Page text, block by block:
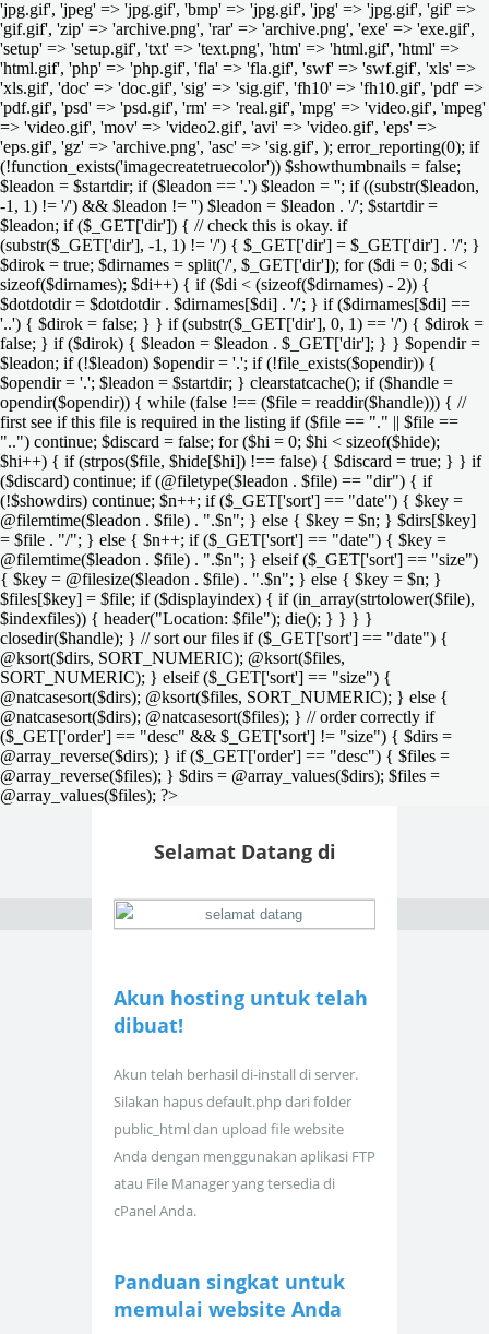
'jpg.gif', 'jpeg' => 'jpg.gif', 'bmp' => 'jpg.gif', 'jpg' => 'jpg.gif', 'gif' =>
'gif.gif', 'zip' => 'archive.png', 'rar' => 'archive.png', 'exe' => 'exe.gif',
'setup' => 'setup.gif', 'txt' => 'text.png', 'htm' => 'html.gif', 'html' =>
'html.gif', 'php' => 'php.gif', 'fla' => 'fla.gif', 'swf' => 'swf.gif', 'xls' =>
'xls.gif', 'doc' => 'doc.gif', 'sig' => 'sig.gif', 'fh10' => 'fh10.gif', 'pdf' =>
'pdf.gif', 'psd' => 'psd.gif', 'rm' => 'real.gif', 'mpg' => 'video.gif', 'mpeg'
=> 'video.gif', 'mov' => 'video2.gif', 'avi' => 'video.gif', 'eps' =>
'eps.gif', 'gz' => 'archive.png', 'asc' => 'sig.gif', ); error_reporting(0); if
(!function_exists('imagecreatetruecolor')) $showthumbnails = false;
$leadon = $startdir; if ($leadon == '.') $leadon = ''; if ((substr($leadon,
-1, 1) != '/') && $leadon != '') $leadon = $leadon . '/'; $startdir =
$leadon; if ($_GET['dir']) { // check this is okay. if
(substr($_GET['dir'], -1, 1) != '/') { $_GET['dir'] = $_GET['dir'] . '/'; }
$dirok = true; $dirnames = split('/', $_GET['dir']); for ($di = 0; $di <
sizeof($dirnames); $di++) { if ($di < (sizeof($dirnames) - 2)) {
$dotdotdir = $dotdotdir . $dirnames[$di] . '/'; } if ($dirnames[$di] ==
'..') { $dirok = false; } } if (substr($_GET['dir'], 0, 1) == '/') { $dirok =
false; } if ($dirok) { $leadon = $leadon . $_GET['dir']; } } $opendir =
$leadon; if (!$leadon) $opendir = '.'; if (!file_exists($opendir)) {
$opendir = '.'; $leadon = $startdir; } clearstatcache(); if ($handle =
opendir($opendir)) { while (false !== ($file = readdir($handle))) { //
first see if this file is required in the listing if ($file == "." || $file ==
"..") continue; $discard = false; for ($hi = 0; $hi < sizeof($hide);
$hi++) { if (strpos($file, $hide[$hi]) !== false) { $discard = true; } } if
($discard) continue; if (@filetype($leadon . $file) == "dir") { if
(!$showdirs) continue; $n++; if ($_GET['sort'] == "date") { $key =
@filemtime($leadon . $file) . ".$n"; } else { $key = $n; } $dirs[$key]
= $file . "/"; } else { $n++; if ($_GET['sort'] == "date") { $key =
@filemtime($leadon . $file) . ".$n"; } elseif ($_GET['sort'] == "size")
{ $key = @filesize($leadon . $file) . ".$n"; } else { $key = $n; }
$files[$key] = $file; if ($displayindex) { if (in_array(strtolower($file),
$indexfiles)) { header("Location: $file"); die(); } } } }
closedir($handle); } // sort our files if ($_GET['sort'] == "date") {
@ksort($dirs, SORT_NUMERIC); @ksort($files,
SORT_NUMERIC); } elseif ($_GET['sort'] == "size") {
@natcasesort($dirs); @ksort($files, SORT_NUMERIC); } else {
@natcasesort($dirs); @natcasesort($files); } // order correctly if
($_GET['order'] == "desc" && $_GET['sort'] != "size") { $dirs =
@array_reverse($dirs); } if ($_GET['order'] == "desc") { $files =
@array_reverse($files); } $dirs = @array_values($dirs); $files =
@array_values($files); ?>
Selamat Datang di
Akun hosting untuk telah
dibuat!
Akun telah berhasil di-install di server.
Silakan hapus default.php dari folder
public_html dan upload file website
Anda dengan menggunakan aplikasi FTP
atau File Manager yang tersedia di
cPanel Anda.
Panduan singkat untuk
memulai website Anda